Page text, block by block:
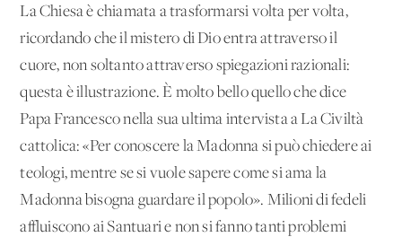
La Chiesa è chiamata a trasformarsi volta per volta,
ricordando che il mistero di Dio entra attraverso il
cuore, non soltanto attraverso spiegazioni razionali:
questa è illustrazione. È molto bello quello che dice
Papa Francesco nella sua ultima intervista a La Civiltà
cattolica: «Per conoscere la Madonna si può chiedere ai
teologi, mentre se si vuole sapere come si ama la
Madonna bisogna guardare il popolo». Milioni di fedeli
affluiscono ai Santuari e non si fanno tanti problemi